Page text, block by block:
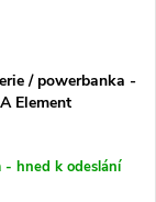
/ powerbanka -
Element
- hned k odeslání